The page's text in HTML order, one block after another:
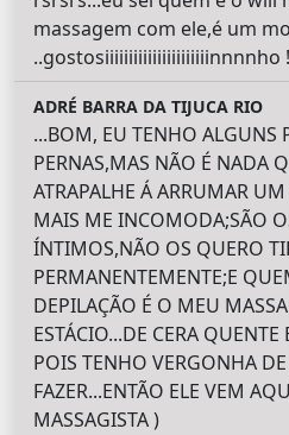
massagem com ele,é um
..gostosiiiiiiiiiiiiiiiiiiiiiinnnnho
ADRÉ BARRA DA TIJUCA RIO
...BOM, EU TENHO ALGUNS
PERNAS,MAS NÃO É NADA
ATRAPALHE Á ARRUMAR
MAIS ME INCOMODA;SÃO
ÍNTIMOS,NÃO OS QUERO
PERMANENTEMENTE;E
DEPILAÇÃO É O MEU
ESTÁCIO...DE CERA
POIS TENHO VERGONHA
FAZER...ENTÃO ELE VEM
MASSAGISTA )